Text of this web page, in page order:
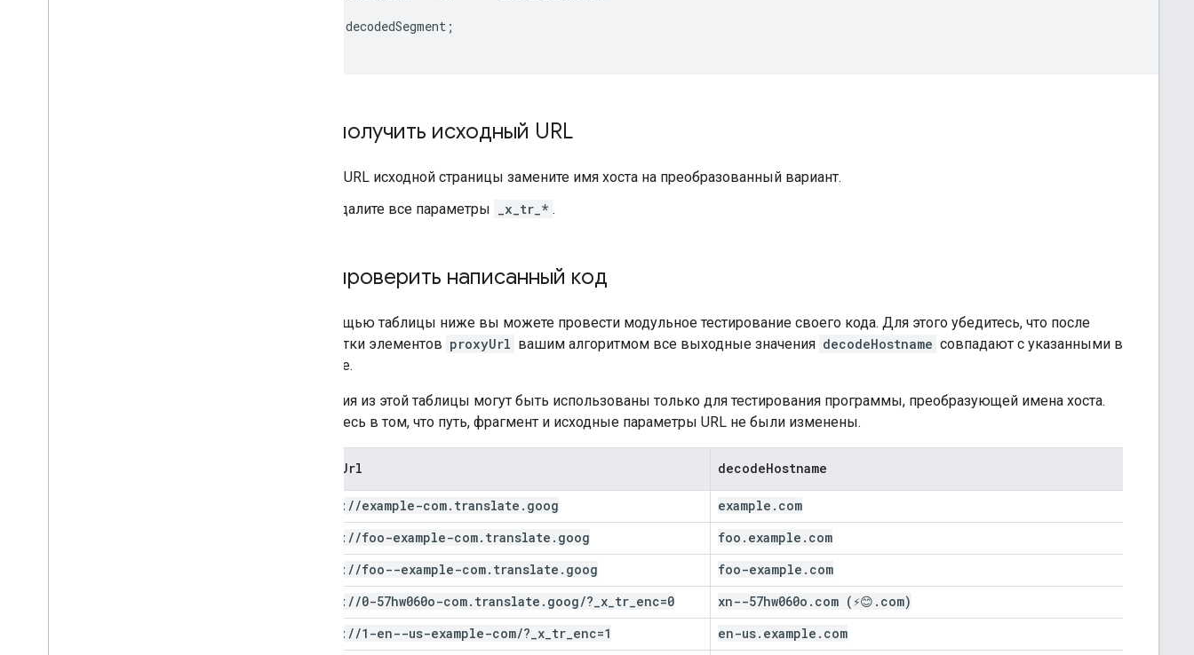
decodedSegment ;
Как получить исходный URL
В URL исходной страницы замените имя хоста на преобразованный вариант.
Удалите все параметры
_x_tr_* .
Как проверить написанный код
С помощью таблицы ниже вы можете провести модульное тестирование своего кода. Для этого убедитесь, что после
обработки элементов proxyUrl вашим алгоритмом все выходные значения decodeHostname совпадают с указанными в
таблице.
Значения из этой таблицы могут быть использованы только для тестирования программы, преобразующей имена хоста.
Убедитесь в том, что путь, фрагмент и исходные параметры URL не были изменены.
Url decodeHostname
https: //example-com. translate . goog example . com
https: //foo-example-com. translate . goog foo . example . com
https: //foo--example-com. translate . goog foo-example . com
https: //0-57hw060o-com. translate . goog/? x tr enc=0 xn--57hw060o . com (⚡😊 . com)
https: //1-en--us-example-com/? x tr enc=1 en-us. example . com